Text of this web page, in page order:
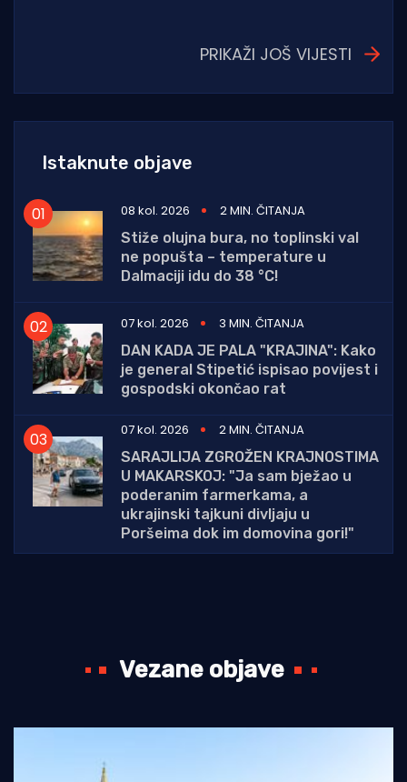
PRIKAŽI JOŠ VIJESTI
Istaknute objave
08 kol. 2026
2 MIN. ČITANJA
Stiže olujna bura, no toplinski val
ne popušta – temperature u
Dalmaciji idu do 38 °C!
07 kol. 2026
3 MIN. ČITANJA
DAN KADA JE PALA "KRAJINA": Kako
je general Stipetić ispisao povijest i
gospodski okončao rat
07 kol. 2026
2 MIN. ČITANJA
SARAJLIJA ZGROŽEN KRAJNOSTIMA
U MAKARSKOJ: "Ja sam bježao u
poderanim farmerkama, a
ukrajinski tajkuni divljaju u
Poršeima dok im domovina gori!"
Vezane objave